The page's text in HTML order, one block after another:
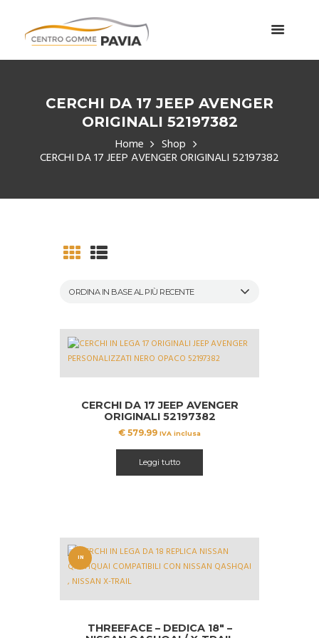
CERCHI DA 17 JEEP AVENGER
ORIGINALI 52197382
Home Shop
CERCHI DA 17 JEEP AVENGER ORIGINALI 52197382
CERCHI DA 17 JEEP AVENGER
ORIGINALI 52197382
€ 579.99 IVA inclusa
Leggi tutto
IN
OFFERT
A!
THREEFACE – DEDICA 18″ –